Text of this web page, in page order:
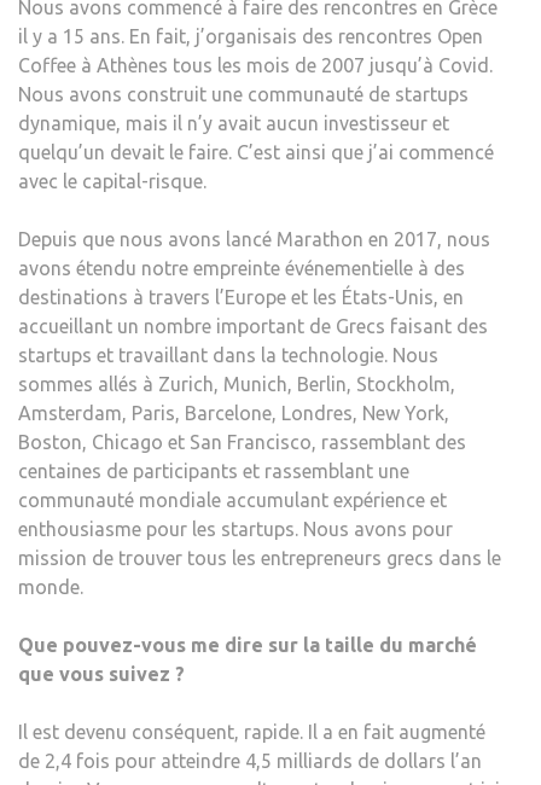
Nous avons commencé à faire des rencontres en Grèce
il y a 15 ans. En fait, j’organisais des rencontres Open
Coffee à Athènes tous les mois de 2007 jusqu’à Covid.
Nous avons construit une communauté de startups
dynamique, mais il n’y avait aucun investisseur et
quelqu’un devait le faire. C’est ainsi que j’ai commencé
avec le capital-risque.
Depuis que nous avons lancé Marathon en 2017, nous
avons étendu notre empreinte événementielle à des
destinations à travers l’Europe et les États-Unis, en
accueillant un nombre important de Grecs faisant des
startups et travaillant dans la technologie. Nous
sommes allés à Zurich, Munich, Berlin, Stockholm,
Amsterdam, Paris, Barcelone, Londres, New York,
Boston, Chicago et San Francisco, rassemblant des
centaines de participants et rassemblant une
communauté mondiale accumulant expérience et
enthousiasme pour les startups. Nous avons pour
mission de trouver tous les entrepreneurs grecs dans le
monde.
Que pouvez-vous me dire sur la taille du marché
que vous suivez ?
Il est devenu conséquent, rapide. Il a en fait augmenté
de 2,4 fois pour atteindre 4,5 milliards de dollars l’an